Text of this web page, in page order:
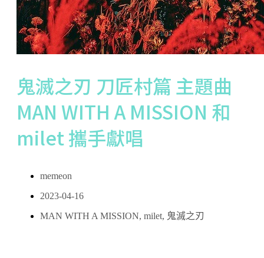
鬼滅之刃 刀匠村篇 主題曲
MAN WITH A MISSION 和
milet 攜手獻唱
memeon
2023-04-16
MAN WITH A MISSION, milet, 鬼滅之刃